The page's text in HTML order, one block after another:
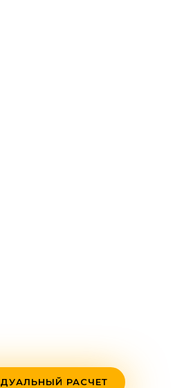
РАСЧЕТ